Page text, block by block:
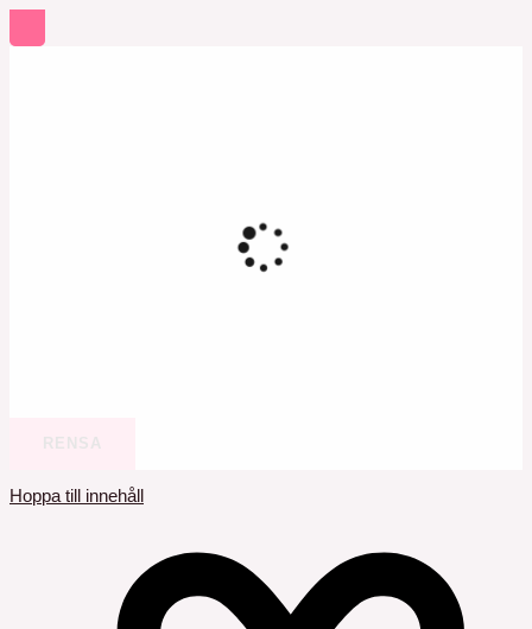
RENSA
Hoppa till innehåll